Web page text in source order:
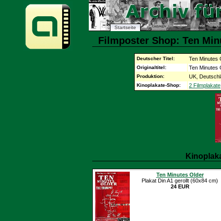
Startseite
Filmposter Shop: Ten
Deutscher Titel: Ten Minutes
Originaltitel: Ten Minutes
Produktion: UK,
Kinoplakate-Shop: 2 Filmplakate
Ten Minutes Older
Plakat Din A1 gerollt (60x84 cm)
24 EUR